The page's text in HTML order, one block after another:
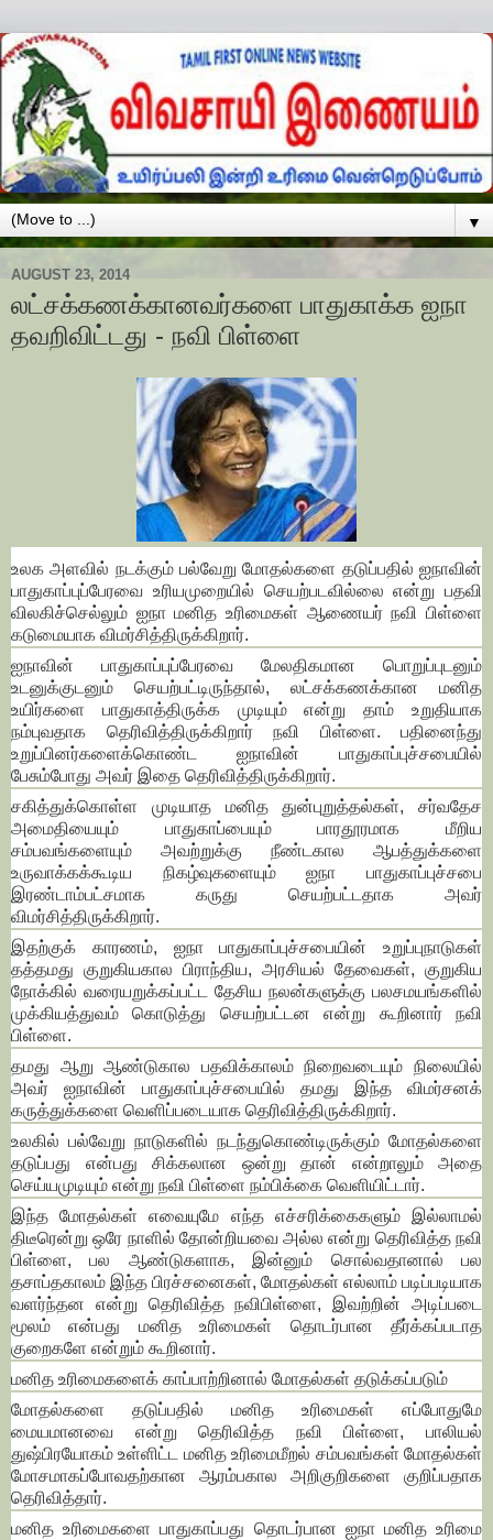
▼
AUGUST 23, 2014
லட்சக்கணக்கானவர்களை பாதுகாக்க ஐநா
தவறிவிட்டது - நவி பிள்ளை
உலக அளவில் நடக்கும் பல்வேறு மோதல்களை தடுப்பதில் ஐநாவின்
பாதுகாப்புப்பேரவை உரியமுறையில் செயற்படவில்லை என்று பதவி
விலகிச்செல்லும் ஐநா மனித உரிமைகள் ஆணையர் நவி பிள்ளை
கடுமையாக விமர்சித்திருக்கிறார்.
ஐநாவின் பாதுகாப்புப்பேரவை மேலதிகமான பொறுப்புடனும்
உடனுக்குடனும் செயற்பட்டிருந்தால், லட்சக்கணக்கான மனித
உயிர்களை பாதுகாத்திருக்க முடியும் என்று தாம் உறுதியாக
நம்புவதாக தெரிவித்திருக்கிறார் நவி பிள்ளை. பதினைந்து
உறுப்பினர்களைக்கொண்ட ஐநாவின் பாதுகாப்புச்சபையில்
பேசும்போது அவர் இதை தெரிவித்திருக்கிறார்.
சகித்துக்கொள்ள முடியாத மனித துன்புறுத்தல்கள், சர்வதேச
அமைதியையும் பாதுகாப்பையும் பாரதூரமாக மீறிய
சம்பவங்களையும் அவற்றுக்கு நீண்டகால ஆபத்துக்களை
உருவாக்கக்கூடிய நிகழ்வுகளையும் ஐநா பாதுகாப்புச்சபை
இரண்டாம்பட்சமாக கருது செயற்பட்டதாக அவர்
விமர்சித்திருக்கிறார்.
இதற்குக் காரணம், ஐநா பாதுகாப்புச்சபையின் உறுப்புநாடுகள்
தத்தமது குறுகியகால பிராந்திய, அரசியல் தேவைகள், குறுகிய
நோக்கில் வரையறுக்கப்பட்ட தேசிய நலன்களுக்கு பலசமயங்களில்
முக்கியத்துவம் கொடுத்து செயற்பட்டன என்று கூறினார் நவி
பிள்ளை.
தமது ஆறு ஆண்டுகால பதவிக்காலம் நிறைவடையும் நிலையில்
அவர் ஐநாவின் பாதுகாப்புச்சபையில் தமது இந்த விமர்சனக்
கருத்துக்களை வெளிப்படையாக தெரிவித்திருக்கிறார்.
உலகில் பல்வேறு நாடுகளில் நடந்துகொண்டிருக்கும் மோதல்களை
தடுப்பது என்பது சிக்கலான ஒன்று தான் என்றாலும் அதை
செய்யமுடியும் என்று நவி பிள்ளை நம்பிக்கை வெளியிட்டார்.
இந்த மோதல்கள் எவையுமே எந்த எச்சரிக்கைகளும் இல்லாமல்
திடீரென்று ஒரே நாளில் தோன்றியவை அல்ல என்று தெரிவித்த நவி
பிள்ளை, பல ஆண்டுகளாக, இன்னும் சொல்வதானால் பல
தசாப்தகாலம் இந்த பிரச்சனைகள், மோதல்கள் எல்லாம் படிப்படியாக
வளர்ந்தன என்று தெரிவித்த நவிபிள்ளை, இவற்றின் அடிப்படை
மூலம் என்பது மனித உரிமைகள் தொடர்பான தீர்க்கப்படாத
குறைகளே என்றும் கூறினார்.
மனித உரிமைகளைக் காப்பாற்றினால் மோதல்கள் தடுக்கப்படும்
மோதல்களை தடுப்பதில் மனித உரிமைகள் எப்போதுமே
மையமானவை என்று தெரிவித்த நவி பிள்ளை, பாலியல்
துஷ்பிரயோகம் உள்ளிட்ட மனித உரிமைமீறல் சம்பவங்கள் மோதல்கள்
மோசமாகப்போவதற்கான ஆரம்பகால அறிகுறிகளை குறிப்பதாக
தெரிவித்தார்.
மனித உரிமைகளை பாதுகாப்பது தொடர்பான ஐநா மனித உரிமை